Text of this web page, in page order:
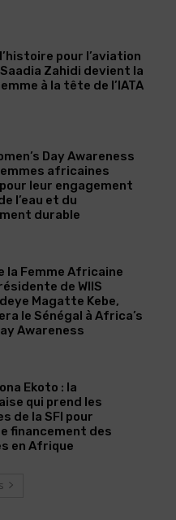
pour l’aviation
Zahidi devient la
à la tête de l’IATA
Day Awareness
africaines
leur engagement
l’eau et du
durable
la Femme Africaine
de WIIS
Magatte Kebe,
le Sénégal à Africa’s
Awareness
Ekoto : la
qui prend les
de la SFI pour
financement des
en Afrique